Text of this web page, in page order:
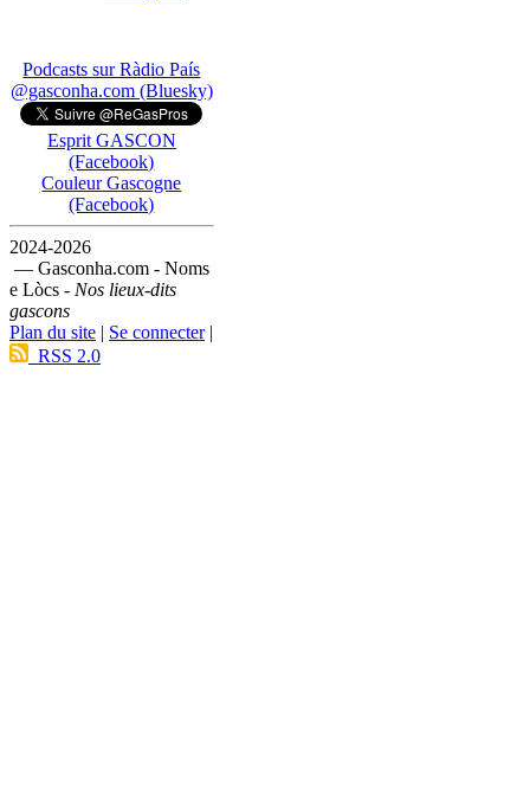
Podcasts sur Ràdio País
@gasconha.com (Bluesky)
Esprit GASCON
(Facebook)
Couleur Gascogne
(Facebook)
2024-2026
— Gasconha.com - Noms
e Lòcs - Nos lieux-dits
gascons
Plan du site | Se connecter|
RSS 2.0